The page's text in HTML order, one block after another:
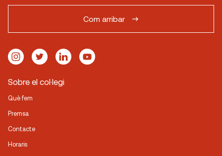
Com arribar
Sobre el col·legi
Què fem
Premsa
Contacte
Horaris